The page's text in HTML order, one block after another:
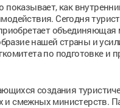
как
Сегодня
нашей страны и
по подготовке
создания
смежных министерств.